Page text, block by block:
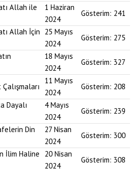
Allah ile
1 Haziran
2024
Gösterim: 241
Allah İçin 25 Mayıs
2024
Gösterim: 275
18 Mayıs
2024
Gösterim: 327
11 Mayıs
2024
Gösterim: 208
Dayalı
4 Mayıs
2024
Gösterim: 239
Din
27 Nisan
2024
Gösterim: 300
İlim Haline
20 Nisan
2024
Gösterim: 308